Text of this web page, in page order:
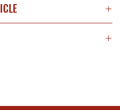
l'apéritif italien en associant